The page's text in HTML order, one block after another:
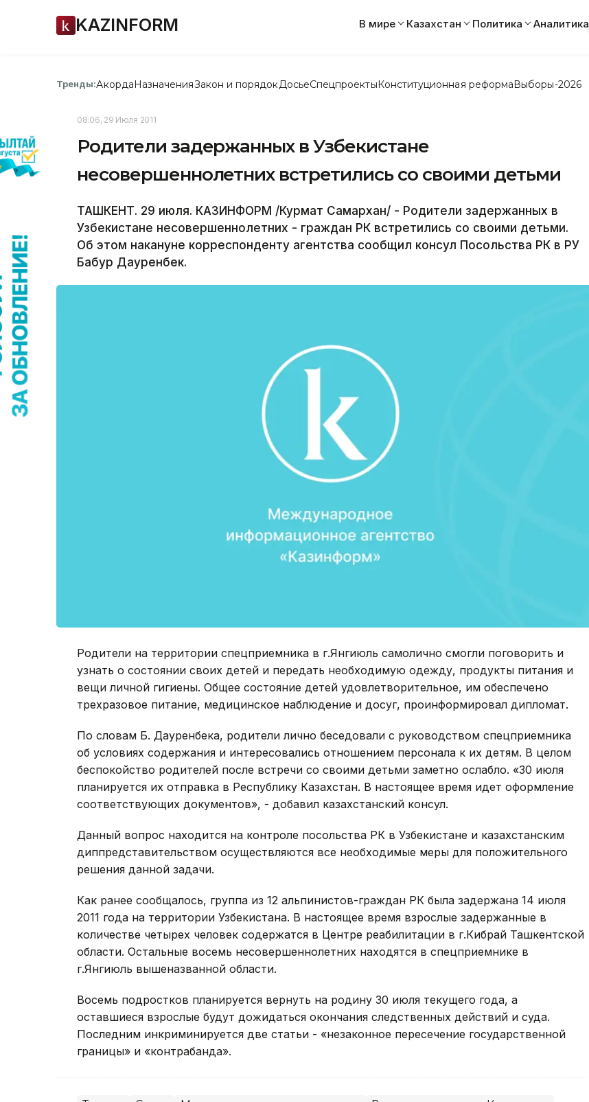
KAZINFORM В мире Казахстан Политика Аналитика
Тренды:АкордаНазначенияЗакон и порядок ДосьеСпецпроектыКонституционная реформаВыборы-2026
08:06, 29 Июля 2011
Родители задержанных в Узбекистане
несовершеннолетних встретились со своими детьми
ТАШКЕНТ. 29 июля. КАЗИНФОРМ /Курмат Самархан/ - Родители задержанных в
Узбекистане несовершеннолетних - граждан РК встретились со своими детьми.
Об этом накануне корреспонденту агентства сообщил консул Посольства РК в РУ
Бабур Дауренбек.
Родители на территории спецприемника в г.Янгиюль самолично смогли поговорить и
узнать о состоянии своих детей и передать необходимую одежду, продукты питания и
вещи личной гигиены. Общее состояние детей удовлетворительное, им обеспечено
трехразовое питание, медицинское наблюдение и досуг, проинформировал дипломат.
По словам Б. Дауренбека, родители лично беседовали с руководством спецприемника
об условиях содержания и интересовались отношением персонала к их детям. В целом
беспокойство родителей после встречи со своими детьми заметно ослабло. «30 июля
планируется их отправка в Республику Казахстан. В настоящее время идет оформление
соответствующих документов», - добавил казахстанский консул.
Данный вопрос находится на контроле посольства РК в Узбекистане и казахстанским
диппредставительством осуществляются все необходимые меры для положительного
решения данной задачи.
Как ранее сообщалось, группа из 12 альпинистов-граждан РК была задержана 14 июля
2011 года на территории Узбекистана. В настоящее время взрослые задержанные в
количестве четырех человек содержатся в Центре реабилитации в г.Кибрай Ташкентской
области. Остальные восемь несовершеннолетних находятся в спецприемнике в
г.Янгиюль вышеназванной области.
Восемь подростков планируется вернуть на родину 30 июля текущего года, а
оставшиеся взрослые будут дожидаться окончания следственных действий и суда.
Последним инкриминируется две статьи - «незаконное пересечение государственной
границы» и «контрабанда».